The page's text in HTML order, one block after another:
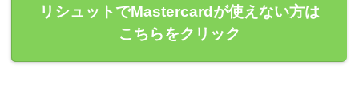
リシュットでMastercardが使えない方は
こちらをクリック